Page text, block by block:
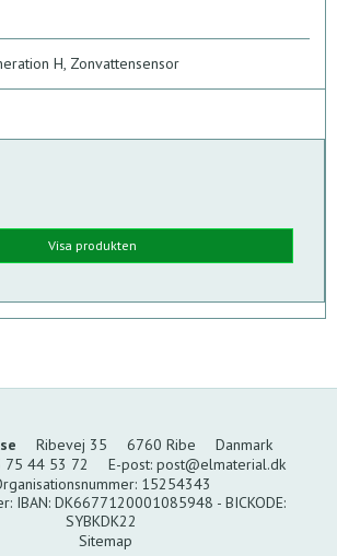
H, Zonvattensensor
Visa produkten
Ribevej 35 6760 Ribe
Danmark
75 44 53 72 E-post: post@elmaterial.dk
:15254343
:IBAN: DK6677120001085948 - BICKODE:
SYBKDK22
Sitemap